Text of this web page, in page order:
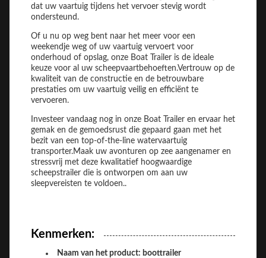
dat uw vaartuig tijdens het vervoer stevig wordt
ondersteund.
Of u nu op weg bent naar het meer voor een
weekendje weg of uw vaartuig vervoert voor
onderhoud of opslag, onze Boat Trailer is de ideale
keuze voor al uw scheepvaartbehoeften.Vertrouw op de
kwaliteit van de constructie en de betrouwbare
prestaties om uw vaartuig veilig en efficiënt te
vervoeren.
Investeer vandaag nog in onze Boat Trailer en ervaar het
gemak en de gemoedsrust die gepaard gaan met het
bezit van een top-of-the-line watervaartuig
transporter.Maak uw avonturen op zee aangenamer en
stressvrij met deze kwalitatief hoogwaardige
scheepstrailer die is ontworpen om aan uw
sleepvereisten te voldoen..
Kenmerken:
Naam van het product: boottrailer